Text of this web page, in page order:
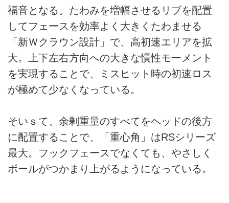
福音となる。たわみを増幅させるリブを配置
してフェースを効率よく大きくたわませる
「新Ｗクラウン設計」で、高初速エリアを拡
大。上下左右方向への大きな慣性モーメント
を実現することで、ミスヒット時の初速ロス
が極めて少なくなっている。
そいｓて、余剰重量のすべてをヘッドの後方
に配置することで、「重心角」はRSシリーズ
最大。フックフェースでなくても、やさしく
ボールがつかまり上がるようになっている。